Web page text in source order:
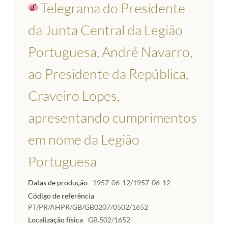
Telegrama do Presidente
da Junta Central da Legião
Portuguesa, André Navarro,
ao Presidente da República,
Craveiro Lopes,
apresentando cumprimentos
em nome da Legião
Portuguesa
Datas de produção
1957-06-12/1957-06-12
Código de referência
PT/PR/AHPR/GB/GB0207/0502/1652
Localização física GB.502/1652